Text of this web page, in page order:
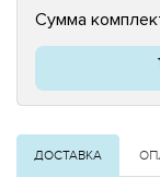
Сумма
ДОСТАВКА